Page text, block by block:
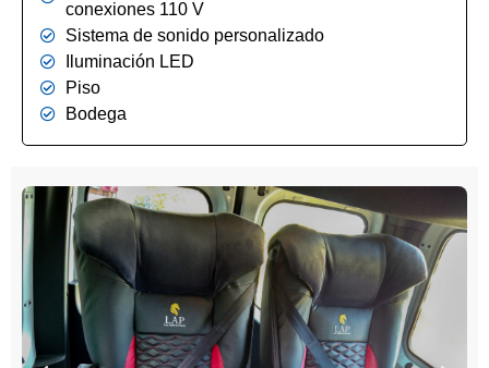
conexiones 110 V
Sistema de sonido personalizado
Iluminación LED
Piso
Bodega